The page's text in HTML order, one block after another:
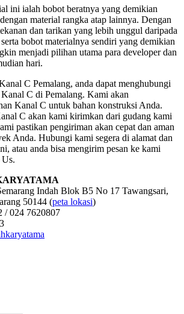
ini ialah bobot beratnya yang demikian
material rangka atap lainnya. Dengan
dan tarikan yang lebih unggul daripada
bobot materialnya sendiri yang demikian
menjadi pilihan utama para developer dan
hari.
C Pemalang, anda dapat menghubungi
C di Pemalang. Kami akan
Kanal C untuk bahan konstruksi Anda.
C akan kami kirimkan dari gudang kami
pastikan pengiriman akan cepat dan aman
Anda. Hubungi kami segera di alamat dan
atau anda bisa mengirim pesan ke kami
Indah Blok B5 No 17 Tawangsari,
50144 (peta lokasi)
/ 024 7620807